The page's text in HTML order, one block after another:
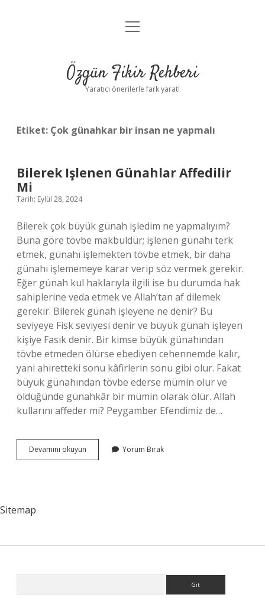
Gizlilik Politikası
Yasal Uyarı
menüyü
Özgün Fikir Rehberi
Yaratıcı önerilerle fark yarat!
Etiket: Çok günahkar bir insan ne yapmalı
Bilerek Işlenen Günahlar Affedilir
Mi
Tarih: Eylül 28, 2024
Bilerek çok büyük günah işledim ne yapmalıyım?
Buna göre tövbe makbuldür; işlenen günahı terk
etmek, günahı işlemekten tövbe etmek, bir daha
günahı işlememeye karar verip söz vermek gerekir.
Eğer günah kul haklarıyla ilgili ise bu durumda hak
sahiplerine veda etmek ve Allah’tan af dilemek
gerekir. Bilerek günah işleyene ne denir? Bu
seviyeye Fisk seviyesi denir ve büyük günah işleyen
kişiye Fasık denir. Bir kimse büyük günahından
tövbe etmeden ölürse ebediyen cehennemde kalır,
yani ahiretteki sonu kâfirlerin sonu gibi olur. Fakat
büyük günahından tövbe ederse mümin olur ve
öldüğünde günahkâr bir mümin olarak ölür. Allah
kullarını affeder mi? Peygamber Efendimiz de…
Devamını okuyun
Işlenen
Yorum Bırak
Sitemap